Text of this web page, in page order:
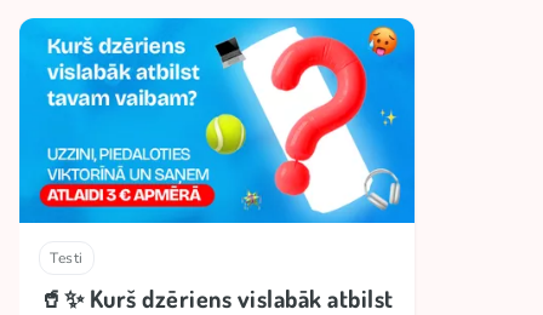
Testi
🥤✨ Kurš dzēriens vislabāk atbilst